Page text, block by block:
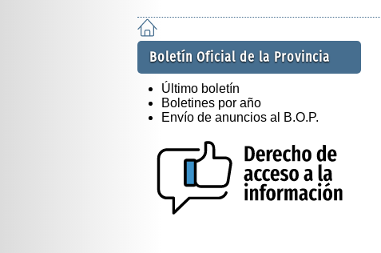
Boletín Oficial de la Provincia
Último boletín
Boletines por año
Envío de anuncios al B.O.P.